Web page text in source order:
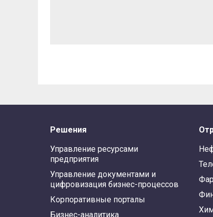
Решения
Управление ресурсами
предприятия
Управление документами и
цифровизация бизнес-процессов
Корпоративные порталы
Бизнес-аналитика